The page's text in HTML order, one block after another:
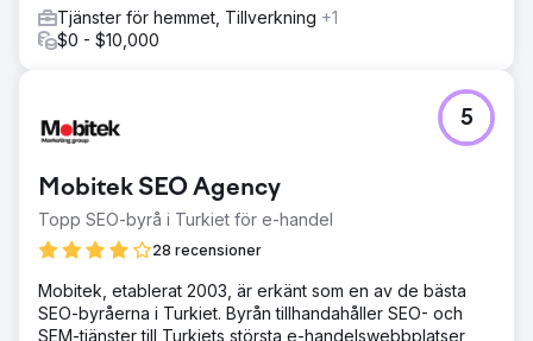
Tjänster för hemmet, Tillverkning +1
$0 - $10,000
Mobitek SEO Agency
Topp SEO-byrå i Turkiet för e-handel
28 recensioner
5
Mobitek, etablerat 2003, är erkänt som en av de bästa
SEO-byråerna i Turkiet. Byrån tillhandahåller SEO- och
SEM-tjänster till Turkiets största e-handelswebbplatser